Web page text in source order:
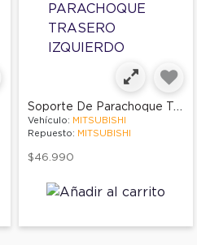
Soporte De Parachoque Trasero Izquierdo
Vehículo: MITSUBISHI
Repuesto: MITSUBISHI
$46.990